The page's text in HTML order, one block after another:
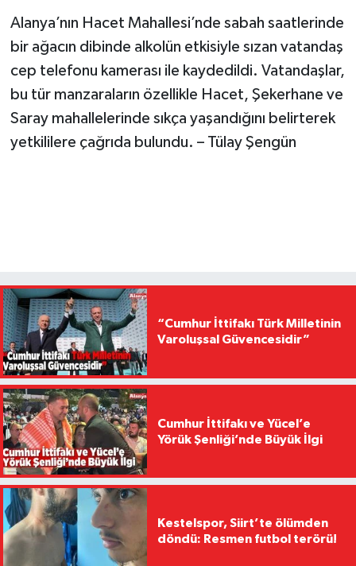
Alanya’nın Hacet Mahallesi’nde sabah saatlerinde
bir ağacın dibinde alkolün etkisiyle sızan vatandaş
cep telefonu kamerası ile kaydedildi. Vatandaşlar,
bu tür manzaraların özellikle Hacet, Şekerhane ve
Saray mahallelerinde sıkça yaşandığını belirterek
yetkililere çağrıda bulundu. – Tülay Şengün
“Cumhur İttifakı Türk Milletinin
Varoluşsal Güvencesidir”
Cumhur İttifakı ve Yücel’e
Yörük Şenliği’nde Büyük İlgi
Kestelspor, Siirt’te ölümden
döndü: Resmen futbol terörü!